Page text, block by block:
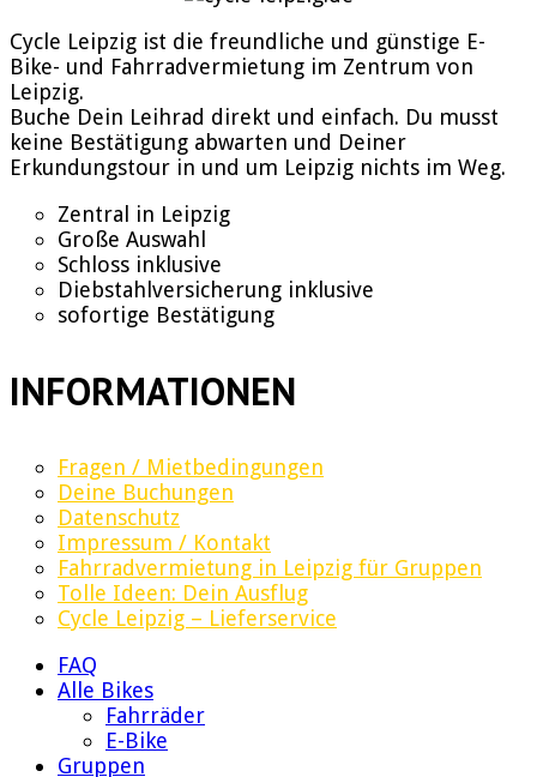
Cycle Leipzig ist die freundliche und günstige E-
Bike- und Fahrradvermietung im Zentrum von
Leipzig.
Buche Dein Leihrad direkt und einfach. Du musst
keine Bestätigung abwarten und Deiner
Erkundungstour in und um Leipzig nichts im Weg.
Zentral in Leipzig
Große Auswahl
Schloss inklusive
Diebstahlversicherung inklusive
sofortige Bestätigung
INFORMATIONEN
Fragen / Mietbedingungen
Deine Buchungen
Datenschutz
Impressum / Kontakt
Fahrradvermietung in Leipzig für Gruppen
Tolle Ideen: Dein Ausflug
Cycle Leipzig – Lieferservice
FAQ
Alle Bikes
Fahrräder
E-Bike
Gruppen